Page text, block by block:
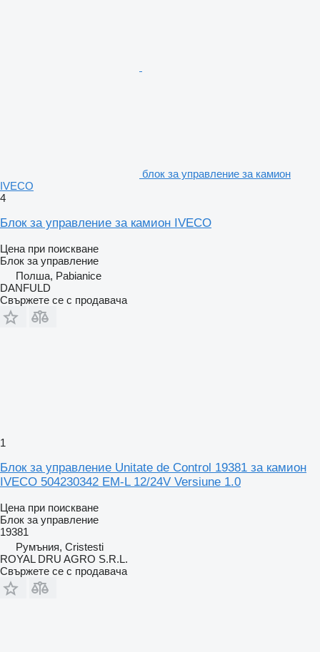
блок за управление за камион
IVECO
4
Блок за управление за камион IVECO
Цена при поискване
Блок за управление
Полша, Pabianice
DANFULD
Свържете се с продавача
1
Блок за управление Unitate de Control 19381 за камион
IVECO 504230342 EM-L 12/24V Versiune 1.0
Цена при поискване
Блок за управление
19381
Румъния, Cristesti
ROYAL DRU AGRO S.R.L.
Свържете се с продавача